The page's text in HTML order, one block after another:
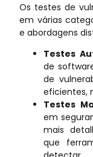
Os testes de
em várias
e abordagens
Testes
de
de
eficientes,
Testes
em
mais
que